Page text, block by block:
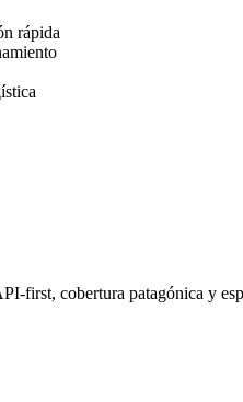
rápida
first, cobertura patagónica y